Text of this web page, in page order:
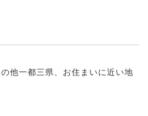
他一都三県、お住まいに近い地